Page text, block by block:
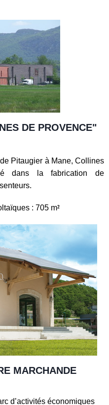
DE PROVENCE"
Pitaugier à Mane, Collines
dans la fabrication de
: 705 m²
MARCHANDE
d’activités économiques